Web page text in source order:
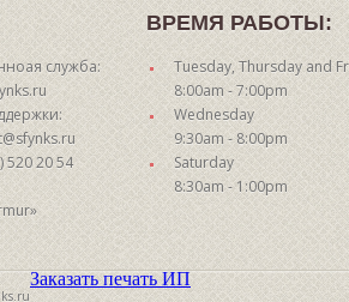
служба:
520 20 54
ВРЕМЯ РАБОТЫ:
Tuesday, Thursday and
8:00am - 7:00pm
Wednesday
9:30am - 8:00pm
Saturday
8:30am - 1:00pm
Заказать печать ИП